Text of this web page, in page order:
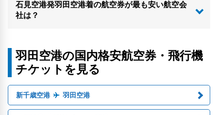
石見空港発羽田空港着の航空券が最も安い航空会
社は？
羽田空港の国内格安航空券・飛行機
チケットを見る
新千歳空港 羽田空港